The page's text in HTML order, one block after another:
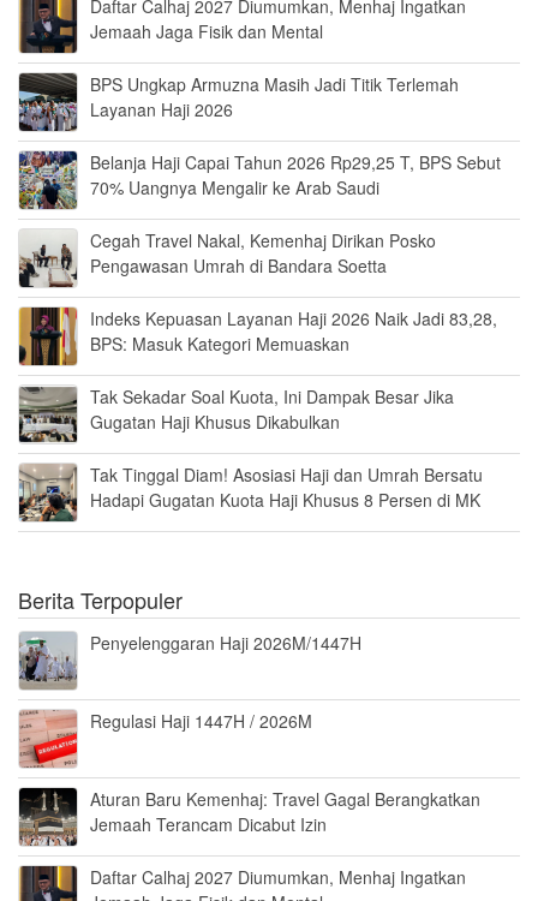
Daftar Calhaj 2027 Diumumkan, Menhaj Ingatkan
Jemaah Jaga Fisik dan Mental
BPS Ungkap Armuzna Masih Jadi Titik Terlemah
Layanan Haji 2026
Belanja Haji Capai Tahun 2026 Rp29,25 T, BPS Sebut
70% Uangnya Mengalir ke Arab Saudi
Cegah Travel Nakal, Kemenhaj Dirikan Posko
Pengawasan Umrah di Bandara Soetta
Indeks Kepuasan Layanan Haji 2026 Naik Jadi 83,28,
BPS: Masuk Kategori Memuaskan
Tak Sekadar Soal Kuota, Ini Dampak Besar Jika
Gugatan Haji Khusus Dikabulkan
Tak Tinggal Diam! Asosiasi Haji dan Umrah Bersatu
Hadapi Gugatan Kuota Haji Khusus 8 Persen di MK
Berita Terpopuler
Penyelenggaran Haji 2026M/1447H
Regulasi Haji 1447H / 2026M
Aturan Baru Kemenhaj: Travel Gagal Berangkatkan
Jemaah Terancam Dicabut Izin
Daftar Calhaj 2027 Diumumkan, Menhaj Ingatkan